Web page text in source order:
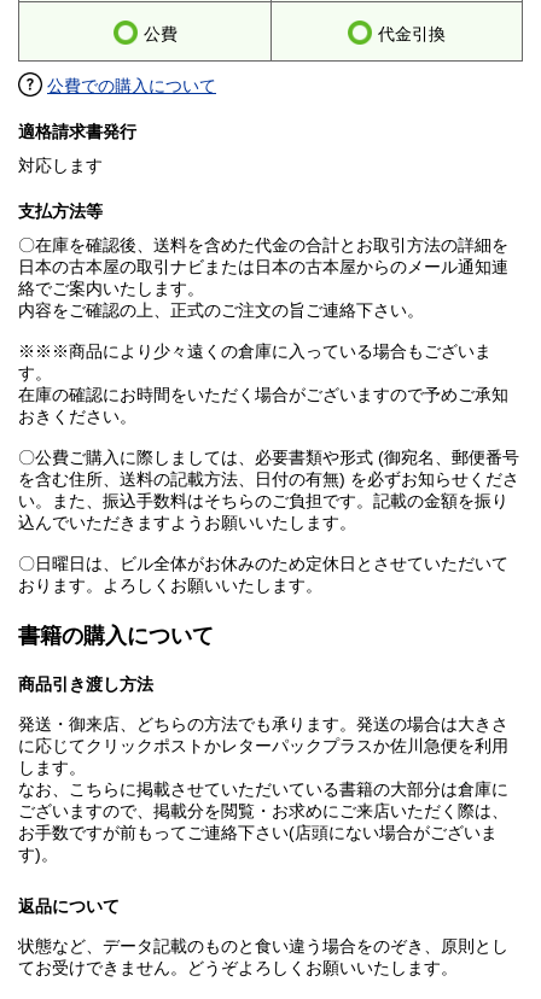
公費 代金引換
公費での購入について
適格請求書発行
対応します
支払方法等
〇在庫を確認後、送料を含めた代金の合計とお取引方法の詳細を
日本の古本屋の取引ナビまたは日本の古本屋からのメール通知連
絡でご案内いたします。
内容をご確認の上、正式のご注文の旨ご連絡下さい。
※※※商品により少々遠くの倉庫に入っている場合もございま
す。
在庫の確認にお時間をいただく場合がございますので予めご承知
おきください。
〇公費ご購入に際しましては、必要書類や形式 (御宛名、郵便番号
を含む住所、送料の記載方法、日付の有無) を必ずお知らせくださ
い。また、振込手数料はそちらのご負担です。記載の金額を振り
込んでいただきますようお願いいたします。
〇日曜日は、ビル全体がお休みのため定休日とさせていただいて
おります。よろしくお願いいたします。
書籍の購入について
商品引き渡し方法
発送・御来店、どちらの方法でも承ります。発送の場合は大きさ
に応じてクリックポストかレターパックプラスか佐川急便を利用
します。
なお、こちらに掲載させていただいている書籍の大部分は倉庫に
ございますので、掲載分を閲覧・お求めにご来店いただく際は、
お手数ですが前もってご連絡下さい(店頭にない場合がございま
す)。
返品について
状態など、データ記載のものと食い違う場合をのぞき、原則とし
てお受けできません。どうぞよろしくお願いいたします。